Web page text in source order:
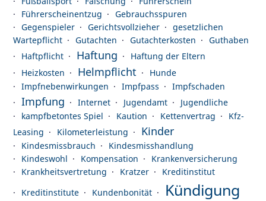
Führerscheinentzug
Gebrauchsspuren
Gegenspieler
Gerichtsvollzieher
gesetzlichen
Wartepflicht
Gutachten Gutachterkosten
Guthaben
Haftpflicht
Haftung
Haftung der Eltern
Heizkosten
Helmpflicht
Hunde
Impfnebenwirkungen
Impfpass Impfschaden
Impfung Internet Jugendamt
Jugendliche
kampfbetontes Spiel
Kaution Kettenvertrag
Kfz-
Leasing
Kilometerleistung Kinder
Kindesmissbrauch
Kindesmisshandlung
Kindeswohl
Kompensation
Krankenversicherung
Krankheitsvertretung
Kratzer
Kreditinstitut
Kreditinstitute
Kundenbonität Kündigung